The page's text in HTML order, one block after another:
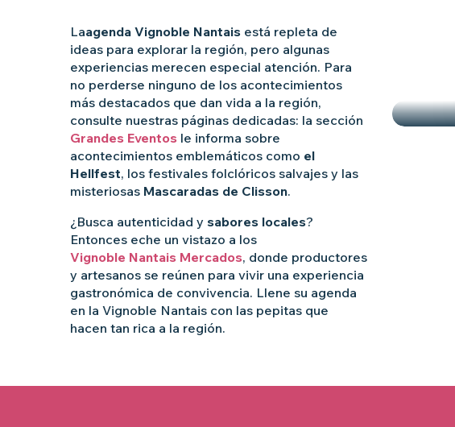
Laagenda Vignoble Nantais está repleta de
ideas para explorar la región, pero algunas
experiencias merecen especial atención. Para
no perderse ninguno de los acontecimientos
más destacados que dan vida a la región,
consulte nuestras páginas dedicadas: la sección
Grandes Eventos le informa sobre
acontecimientos emblemáticos como el
Hellfest, los festivales folclóricos salvajes y las
misteriosas Mascaradas de Clisson.
¿Busca autenticidad y sabores locales?
Entonces eche un vistazo a los
Vignoble Nantais Mercados, donde productores
y artesanos se reúnen para vivir una experiencia
gastronómica de convivencia. Llene su agenda
en la Vignoble Nantais con las pepitas que
hacen tan rica a la región.